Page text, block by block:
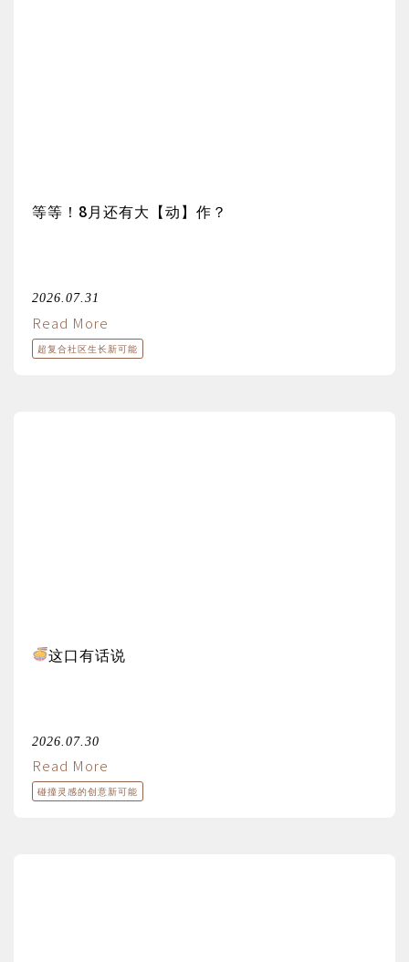
等等！8月还有大【动】作？
2026.07.31
Read More
超复合社区生长新可能
这口有话说
2026.07.30
Read More
碰撞灵感的创意新可能